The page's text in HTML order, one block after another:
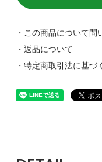
・この商品について問
・返品について
・特定商取引法に基づ